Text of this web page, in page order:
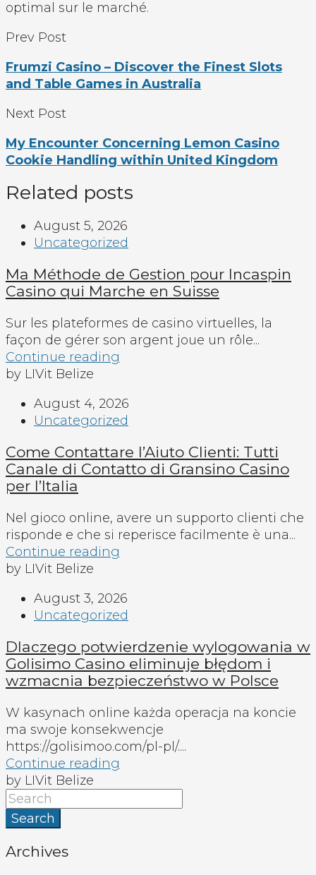
optimal sur le marché.
Prev Post
Frumzi Casino – Discover the Finest Slots
and Table Games in Australia
Next Post
My Encounter Concerning Lemon Casino
Cookie Handling within United Kingdom
Related posts
August 5, 2026
Uncategorized
Ma Méthode de Gestion pour Incaspin
Casino qui Marche en Suisse
Sur les plateformes de casino virtuelles, la
façon de gérer son argent joue un rôle...
Continue reading
by LIVit Belize
August 4, 2026
Uncategorized
Come Contattare l’Aiuto Clienti: Tutti
Canale di Contatto di Gransino Casino
per l’Italia
Nel gioco online, avere un supporto clienti che
risponde e che si reperisce facilmente è una...
Continue reading
by LIVit Belize
August 3, 2026
Uncategorized
Dlaczego potwierdzenie wylogowania w
Golisimo Casino eliminuje błędom i
wzmacnia bezpieczeństwo w Polsce
W kasynach online każda operacja na koncie
ma swoje konsekwencje
https://golisimoo.com/pl-pl/....
Continue reading
by LIVit Belize
Search
Archives